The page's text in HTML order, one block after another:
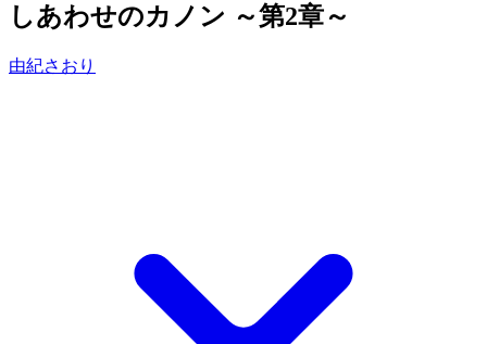
しあわせのカノン ～第2章～
由紀さおり